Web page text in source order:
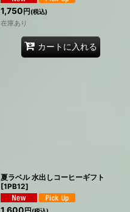
1,750円(税込)
在庫あり
カートに入れる
夏ラベル 水出しコーヒーギフト
[1PB12]